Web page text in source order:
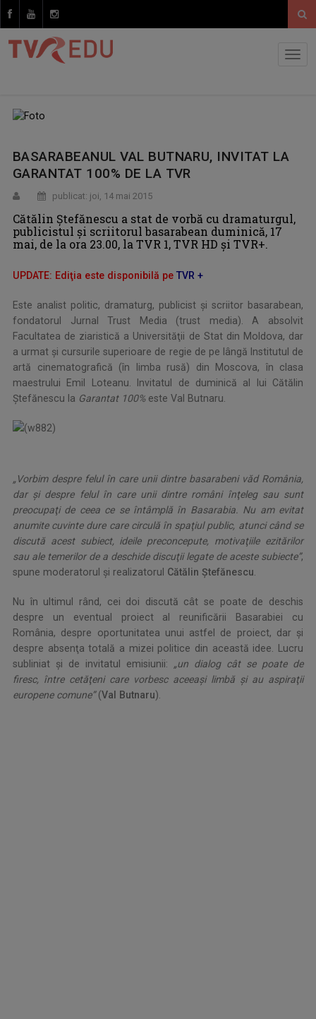
BASARABEANUL VAL BUTNARU, INVITAT LA
GARANTAT 100% DE LA TVR
publicat: joi, 14 mai 2015
Cătălin Ştefănescu a stat de vorbă cu dramaturgul,
publicistul şi scriitorul basarabean duminică, 17
mai, de la ora 23.00, la TVR 1, TVR HD şi TVR+.
UPDATE: Ediţia este disponibilă pe TVR +
Este analist politic, dramaturg, publicist şi scriitor basarabean,
fondatorul Jurnal Trust Media (trust media). A absolvit
Facultatea de ziaristică a Universităţii de Stat din Moldova, dar
a urmat şi cursurile superioare de regie de pe lângă Institutul de
artă cinematografică (în limba rusă) din Moscova, în clasa
maestrului Emil Loteanu. Invitatul de duminică al lui Cătălin
Ştefănescu la Garantat 100%este Val Butnaru.
„Vorbim despre felul în care unii dintre basarabeni văd România,
dar şi despre felul în care unii dintre români înţeleg sau sunt
preocupaţi de ceea ce se întâmplă în Basarabia. Nu am evitat
anumite cuvinte dure care circulă în spaţiul public, atunci când se
discută acest subiect, ideile preconcepute, motivaţiile ezitărilor
sau ale temerilor de a deschide discuţii legate de aceste subiecte”,
spune moderatorul şi realizatorul Cătălin Ştefănescu
Nu în ultimul rând, cei doi discută cât se poate de deschis
despre un eventual proiect al reunificării Basarabiei cu
România, despre oportunitatea unui astfel de proiect, dar şi
despre absenţa totală a mizei politice din această idee. Lucru
subliniat şi de invitatul emisiunii: „un dialog cât se poate de
firesc, între cetăţeni care vorbesc aceeaşi limbă şi au aspiraţii
europene comune”(Val Butnaru).